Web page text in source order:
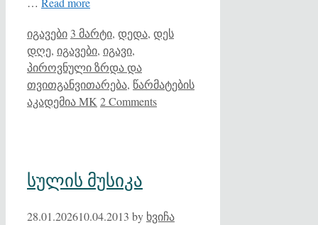
Categories
იგავები Tags
3 მარტი, დედა, დეს
დღე, იგავები, იგავი,
პიროვნული ზრდა და
თვითგანვითარება, წარმატების
აკადემია MK 2 Comments
სულის მუსიკა
28.01.202610.04.2013 by ხვიჩა